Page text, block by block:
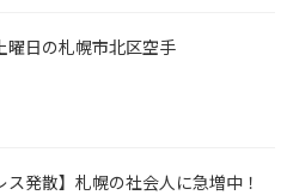
曜日の札幌市北区空手
ス発散】札幌の社会人に急増中！